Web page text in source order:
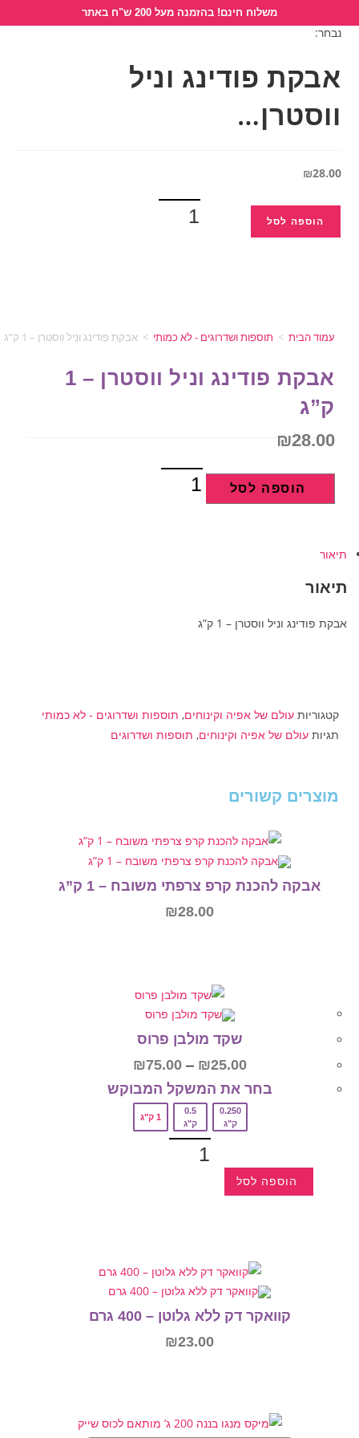
משלוח חינם! בהזמנה מעל 200 ש"ח באתר
נבחר:
אבקת פודינג וניל
ווסטרן…
₪28.00
הוספה לסל
עמוד הבית > תוספות ושדרוגים - לא כמותי > אבקת פודינג וניל ווסטרן – 1 ק”ג
אבקת פודינג וניל ווסטרן – 1
ק”ג
₪28.00
הוספה לסל
תיאור
תיאור
אבקת פודינג וניל ווסטרן – 1 ק”ג
קטגוריות עולם של אפיה וקינוחים, תוספות ושדרוגים - לא כמותי
תגיות עולם של אפיה וקינוחים, תוספות ושדרוגים
מוצרים קשורים
אבקה להכנת קרפ צרפתי משובח – 1 ק”ג
₪28.00
הוספה לסל
שקד מולבן פרוס
₪25.00
–
₪75.00
בחר את המשקל המבוקש‎
0.250
ק"ג
0.5
ק"ג
1 ק"ג
הוספה לסל
קוואקר דק ללא גלוטן – 400 גרם
₪23.00
הוספה לסל